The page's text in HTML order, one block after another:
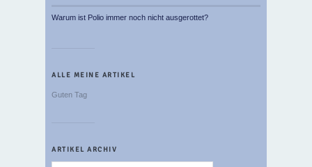
Warum ist Polio immer noch nicht ausgerottet?
ALLE MEINE ARTIKEL
Guten Tag
ARTIKEL ARCHIV